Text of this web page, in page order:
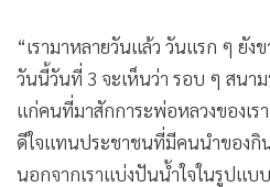
“เรามาหลายวันแล้ว วันแรก ๆ ยั
วันนี้วันที่ 3 จะเห็นว่า รอบ ๆ สนา
แก่คนที่มาสักการะพ่อหลวงของเร
ดีใจแทนประชาชนที่มีคนนำของกิ
นอกจากเราแบ่งปันน้ำใจในรูปแบ